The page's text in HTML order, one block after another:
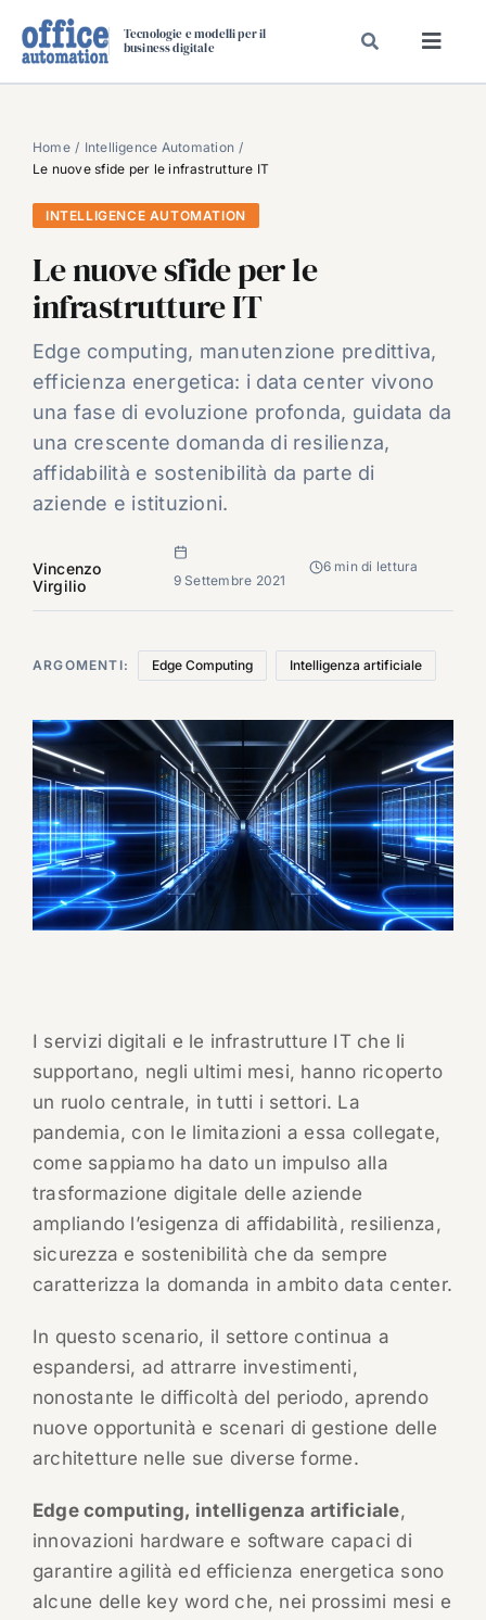
Tecnologie e modelli per il
business digitale
SPECIAL PAPER
TAVOLE ROTONDE DI REDAZIONE
DAL MERCATO
CARRIERE
VIDEO
EVENTI
CHI SIAMO
Home
Intelligence Automation
Le nuove sfide per le infrastrutture IT
INTELLIGENCE AUTOMATION
Le nuove sfide per le
infrastrutture IT
Edge computing, manutenzione predittiva,
efficienza energetica: i data center vivono
una fase di evoluzione profonda, guidata da
una crescente domanda di resilienza,
affidabilità e sostenibilità da parte di
aziende e istituzioni.
Vincenzo
Virgilio
9 Settembre 2021
6 min di lettura
ARGOMENTI: Edge Computing Intelligenza artificiale
I servizi digitali e le infrastrutture IT che li
supportano, negli ultimi mesi, hanno ricoperto
un ruolo centrale, in tutti i settori. La
pandemia, con le limitazioni a essa collegate,
come sappiamo ha dato un impulso alla
trasformazione digitale delle aziende
ampliando l’esigenza di affidabilità, resilienza,
sicurezza e sostenibilità che da sempre
caratterizza la domanda in ambito data center.
In questo scenario, il settore continua a
espandersi, ad attrarre investimenti,
nonostante le difficoltà del periodo, aprendo
nuove opportunità e scenari di gestione delle
architetture nelle sue diverse forme.
Edge computing, intelligenza artificiale,
innovazioni hardware e software capaci di
garantire agilità ed efficienza energetica sono
alcune delle key word che, nei prossimi mesi e